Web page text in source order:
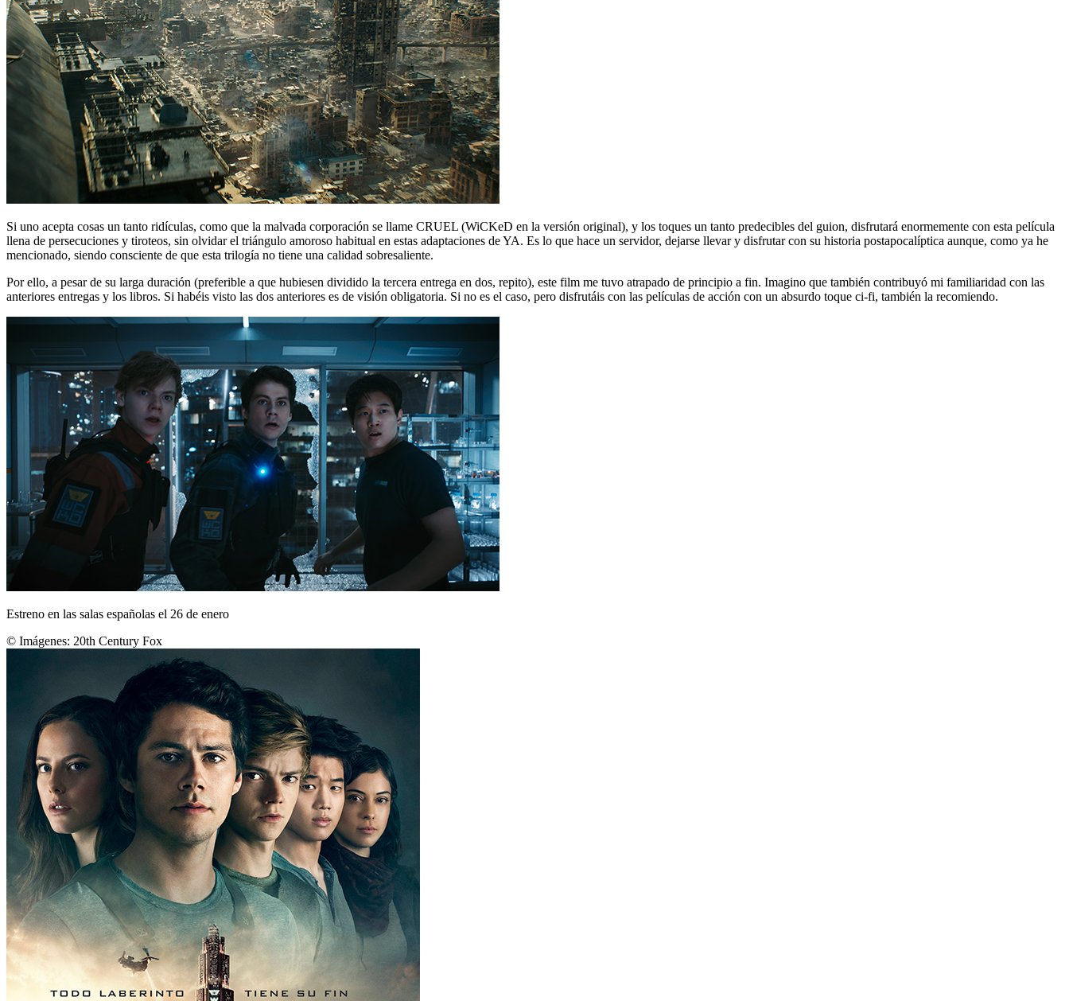
Si uno acepta cosas un tanto ridículas, como que la malvada corporación se llame CRUEL (WiCKeD en la versión original), y los toques un tanto predecibles del guion, disfrutará enormemente con esta película
llena de persecuciones y tiroteos, sin olvidar el triángulo amoroso habitual en estas adaptaciones de YA. Es lo que hace un servidor, dejarse llevar y disfrutar con su historia postapocalíptica aunque, como ya he
mencionado, siendo consciente de que esta trilogía no tiene una calidad sobresaliente.
Por ello, a pesar de su larga duración (preferible a que hubiesen dividido la tercera entrega en dos, repito), este film me tuvo atrapado de principio a fin. Imagino que también contribuyó mi familiaridad con las
anteriores entregas y los libros. Si habéis visto las dos anteriores es de visión obligatoria. Si no es el caso, pero disfrutáis con las películas de acción con un absurdo toque ci-fi, también la recomiendo.
Estreno en las salas españolas el 26 de enero
© Imágenes: 20th Century Fox